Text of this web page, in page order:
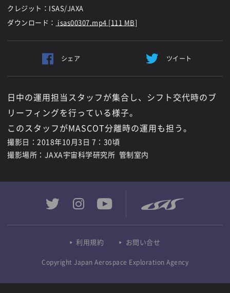
クレジット：ISAS/JAXA
ダウンロード： isas00307.mp4 [111 MB]
シェア ツイート
日中の運用担当スタッフが集合し、シフト交代時のブ
リーフィングを行っている様子。
このスタッフがMASCOT分離時の運用も担う。
撮影日：2018年10月3日 7：30頃
撮影場所：JAXA宇宙科学研究所 管制室内
利用規約 お問い合せ
Copyright Japan Aerospace Exploration Agency